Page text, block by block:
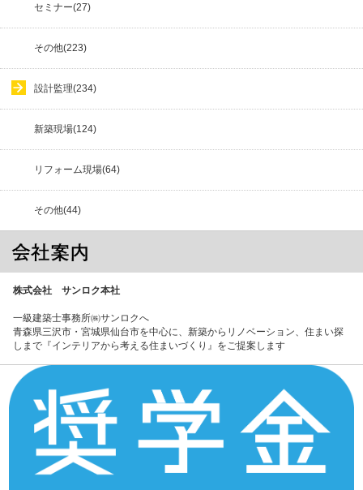
セミナー(27)
その他(223)
設計監理(234)
新築現場(124)
リフォーム現場(64)
その他(44)
株式会社 サンロク本社
一級建築士事務所㈱サンロクへ
青森県三沢市・宮城県仙台市を中心に、新築からリノベーション、住まい探
しまで『インテリアから考える住まいづくり』をご提案します